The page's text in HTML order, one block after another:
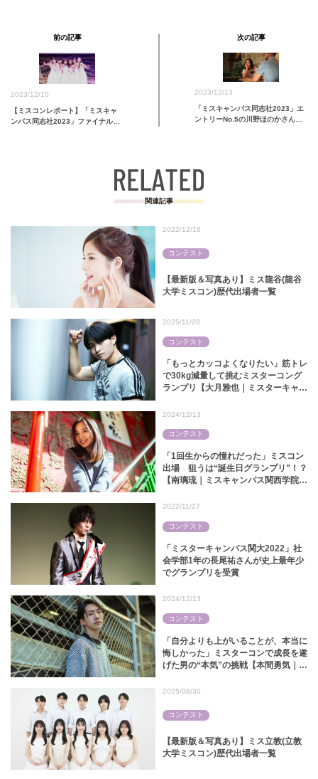
前の記事
2023/12/10
【ミスコンレポート】「ミスキャ
ンパス同志社2023」ファイナル…
次の記事
2023/12/13
「ミスキャンパス同志社2023」エ
ントリーNo.5の川野ほのかさんが
関連記事
【最新版＆写真あり】ミス龍谷(龍谷
大学ミスコン)歴代出場者一覧
2022/12/16
コンテスト
「もっとカッコよくなりたい」筋トレ
で30kg減量して挑むミスターコング
ランプリ【大月雅也｜ミスターキャン
2025/11/20
コンテスト
「1回生からの憧れだった」ミスコン
出場 狙うは“誕生日グランプリ”！？
【南璃琉｜ミスキャンパス関西学院
2024/12/13
コンテスト
「ミスターキャンパス関大2022」社
会学部1年の長尾祐さんが史上最年少
でグランプリを受賞
2022/11/27
コンテスト
「自分よりも上がいることが、本当に
悔しかった」ミスターコンで成長を遂
げた男の“本気”の挑戦【本間勇気｜ミ
2024/12/13
コンテスト
【最新版＆写真あり】ミス立教(立教
大学ミスコン)歴代出場者一覧
2025/08/30
コンテスト